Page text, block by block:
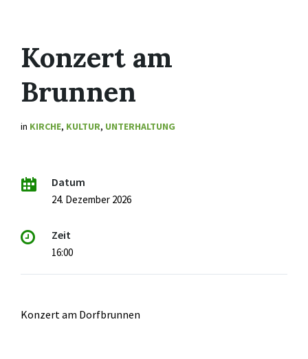
Konzert am
Brunnen
in KIRCHE, KULTUR, UNTERHALTUNG
Datum
24. Dezember 2026
Zeit
16:00
Konzert am Dorfbrunnen